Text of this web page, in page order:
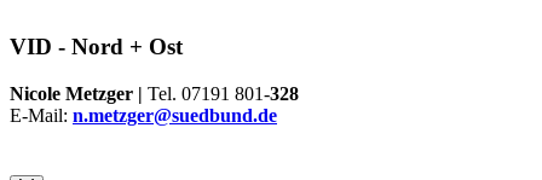
VID - Nord + Ost
Nicole Metzger | Tel. 07191 801-328
E-Mail: n.metzger@suedbund.de